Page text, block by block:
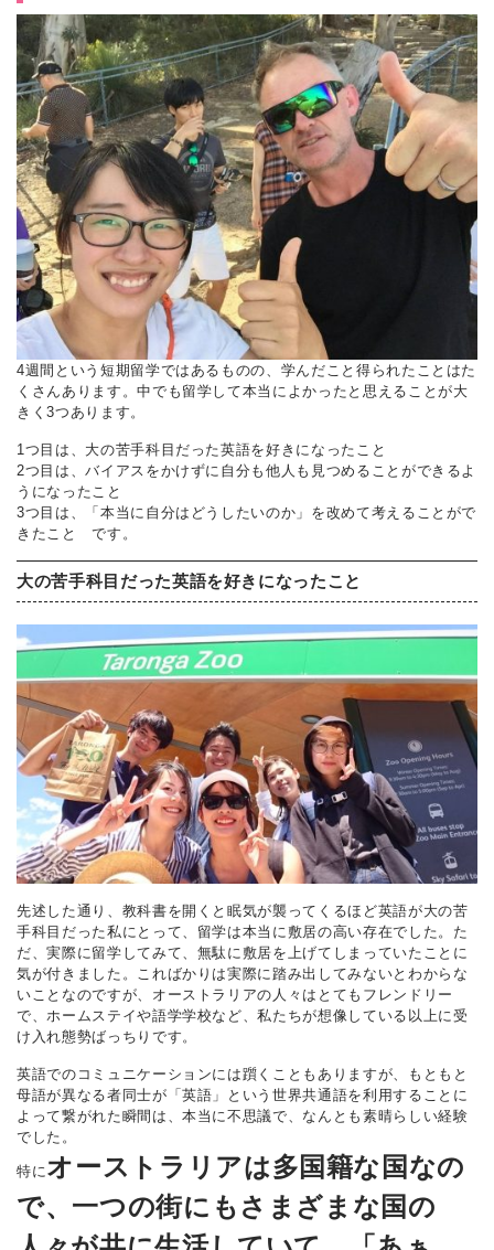
4週間という短期留学ではあるものの、学んだこと得られたことはた
くさんあります。中でも留学して本当によかったと思えることが大
きく3つあります。
1つ目は、大の苦手科目だった英語を好きになったこと
2つ目は、バイアスをかけずに自分も他人も見つめることができるよ
うになったこと
3つ目は、「本当に自分はどうしたいのか」を改めて考えることがで
きたこと です。
大の苦手科目だった英語を好きになったこと
先述した通り、教科書を開くと眠気が襲ってくるほど英語が大の苦
手科目だった私にとって、留学は本当に敷居の高い存在でした。た
だ、実際に留学してみて、無駄に敷居を上げてしまっていたことに
気が付きました。こればかりは実際に踏み出してみないとわからな
いことなのですが、オーストラリアの人々はとてもフレンドリー
で、ホームステイや語学学校など、私たちが想像している以上に受
け入れ態勢ばっちりです。
英語でのコミュニケーションには躓くこともありますが、もともと
母語が異なる者同士が「英語」という世界共通語を利用することに
よって繋がれた瞬間は、本当に不思議で、なんとも素晴らしい経験
でした。
特にオーストラリアは多国籍な国なの
で、一つの街にもさまざまな国の